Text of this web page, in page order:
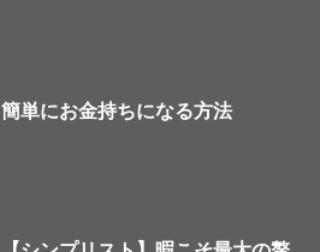
簡単にお金持ちになる方法